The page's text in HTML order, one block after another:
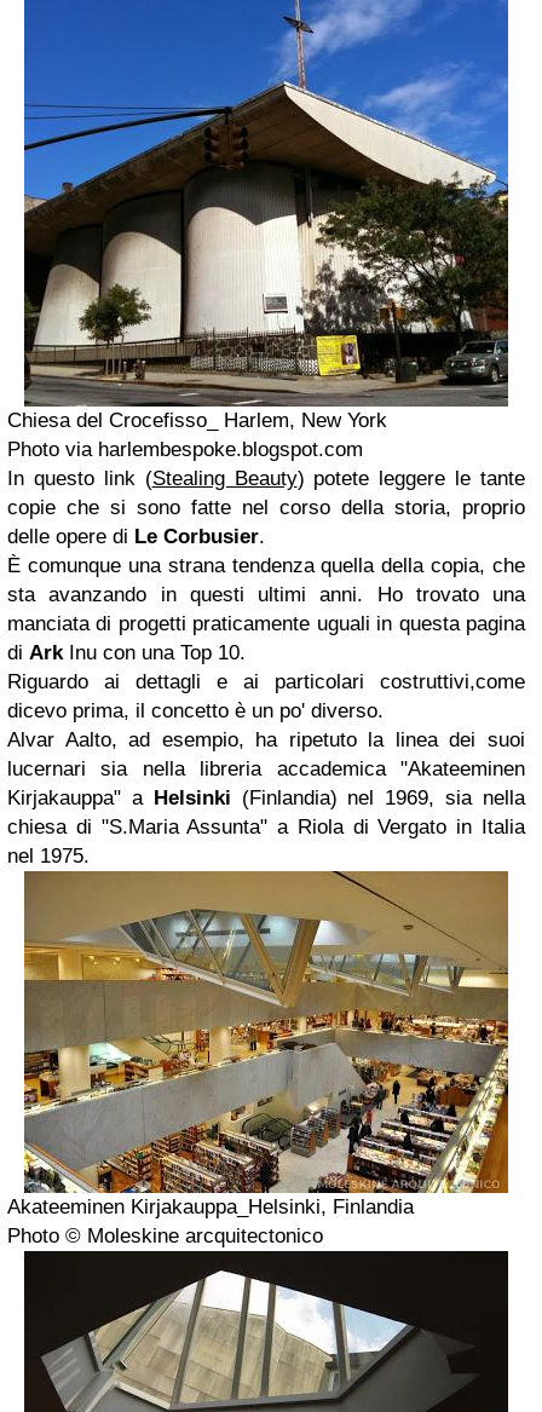
Chiesa del Crocefisso_ Harlem, New York
Photo via harlembespoke.blogspot.com
In questo link (Stealing Beauty) potete leggere le tante
copie che si sono fatte nel corso della storia, proprio
delle opere di Le Corbusier.
È comunque una strana tendenza quella della copia, che
sta avanzando in questi ultimi anni. Ho trovato una
manciata di progetti praticamente uguali in questa pagina
di ArkInu con una Top 10.
Riguardo ai dettagli e ai particolari costruttivi,come
dicevo prima, il concetto è un po' diverso.
Alvar Aalto, ad esempio, ha ripetuto la linea dei suoi
lucernari sia nella libreria accademica "Akateeminen
Kirjakauppa" a Helsinki (Finlandia) nel 1969, sia nella
chiesa di "S.Maria Assunta" a Riola di Vergato in Italia
nel 1975.
Akateeminen Kirjakauppa_Helsinki, Finlandia
Photo © Moleskine arcquitectonico